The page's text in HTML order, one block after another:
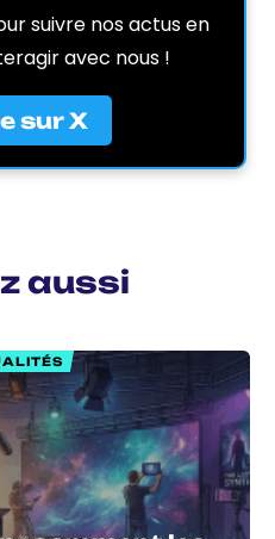
suivre nos actus en
avec nous !
sur X
aussi